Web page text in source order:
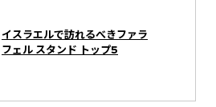
イスラエルで訪れるべきファラ
フェル スタンド トップ5